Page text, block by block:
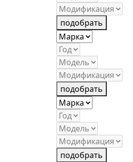
подобрать
подобрать
подобрать